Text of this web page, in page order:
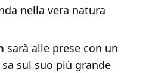
nella vera natura
sarà alle prese con un
sul suo più grande